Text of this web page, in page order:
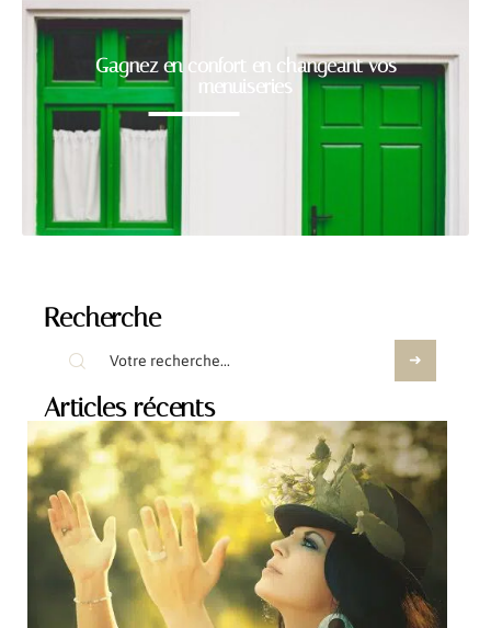
Gagnez en confort en changeant vos
menuiseries
Recherche
Articles récents